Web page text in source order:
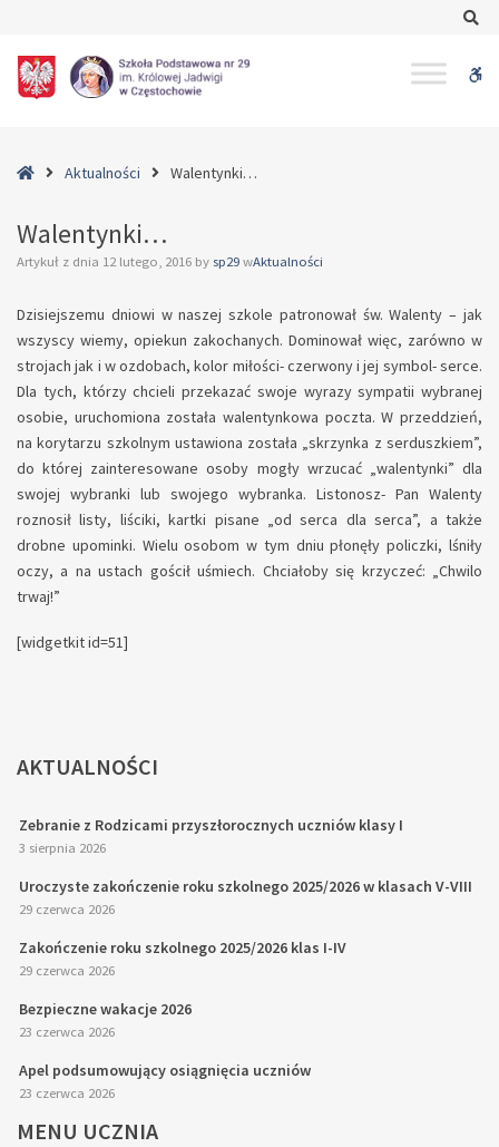
HomeAktualności Walentynki…
Walentynki…
Artykuł z dnia 12 lutego, 2016 by sp29 wAktualności
Dzisiejszemu dniowi w naszej szkole patronował św. Walenty – jak
wszyscy wiemy, opiekun zakochanych. Dominował więc, zarówno w
strojach jak i w ozdobach, kolor miłości- czerwony i jej symbol- serce.
Dla tych, którzy chcieli przekazać swoje wyrazy sympatii wybranej
osobie, uruchomiona została walentynkowa poczta. W przeddzień,
na korytarzu szkolnym ustawiona została „skrzynka z serduszkiem”,
do której zainteresowane osoby mogły wrzucać „walentynki” dla
swojej wybranki lub swojego wybranka. Listonosz- Pan Walenty
roznosił listy, liściki, kartki pisane „od serca dla serca”, a także
drobne upominki. Wielu osobom w tym dniu płonęły policzki, lśniły
oczy, a na ustach gościł uśmiech. Chciałoby się krzyczeć: „Chwilo
trwaj!”
[widgetkit id=51]
AKTUALNOŚCI
Zebranie z Rodzicami przyszłorocznych uczniów klasy I
3 sierpnia 2026
Uroczyste zakończenie roku szkolnego 2025/2026 w klasach V-VIII
29 czerwca 2026
Zakończenie roku szkolnego 2025/2026 klas I-IV
29 czerwca 2026
Bezpieczne wakacje 2026
23 czerwca 2026
Apel podsumowujący osiągnięcia uczniów
23 czerwca 2026
MENU UCZNIA